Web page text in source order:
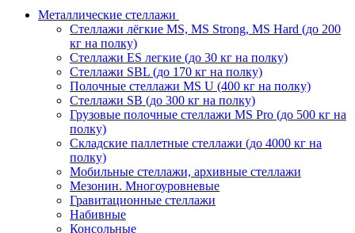
Металлические стеллажи
Стеллажи лёгкие MS, MS Strong, MS Hard (до 200
кг на полку)
Стеллажи ES легкие (до 30 кг на полку)
Стеллажи SBL (до 170 кг на полку)
Полочные стеллажи MS U (400 кг на полку)
Стеллажи SB (до 300 кг на полку)
Грузовые полочные стеллажи MS Pro (до 500 кг на
полку)
Складские паллетные стеллажи (до 4000 кг на
полку)
Мобильные стеллажи, архивные стеллажи
Мезонин. Многоуровневые
Гравитационные стеллажи
Набивные
Консольные